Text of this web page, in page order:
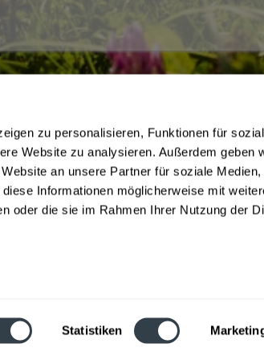
zu personalisieren, Funktionen für
Website zu analysieren. Außerdem geben
an unsere Partner für soziale Medien,
Informationen möglicherweise mit
oder die sie im Rahmen Ihrer Nutzung der
Statistiken
AGB des Lieferanten
Datenschutz des Lieferanten
Kontaktdaten des Lieferanten
Widerrufsbelehrung des
Drink now GmbH:
Impressum